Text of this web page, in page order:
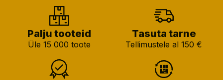
Palju tooteid
Üle 15 000 toote
Tasuta tarne
Tellimustele al 150 €